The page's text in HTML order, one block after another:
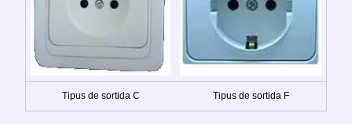
Tipus de sortida C Tipus de sortida F